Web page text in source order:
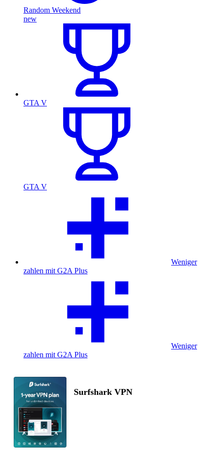
Random Weekend
new
GTA V
GTA V
Weniger
zahlen mit G2A Plus
Weniger
zahlen mit G2A Plus
Surfshark VPN